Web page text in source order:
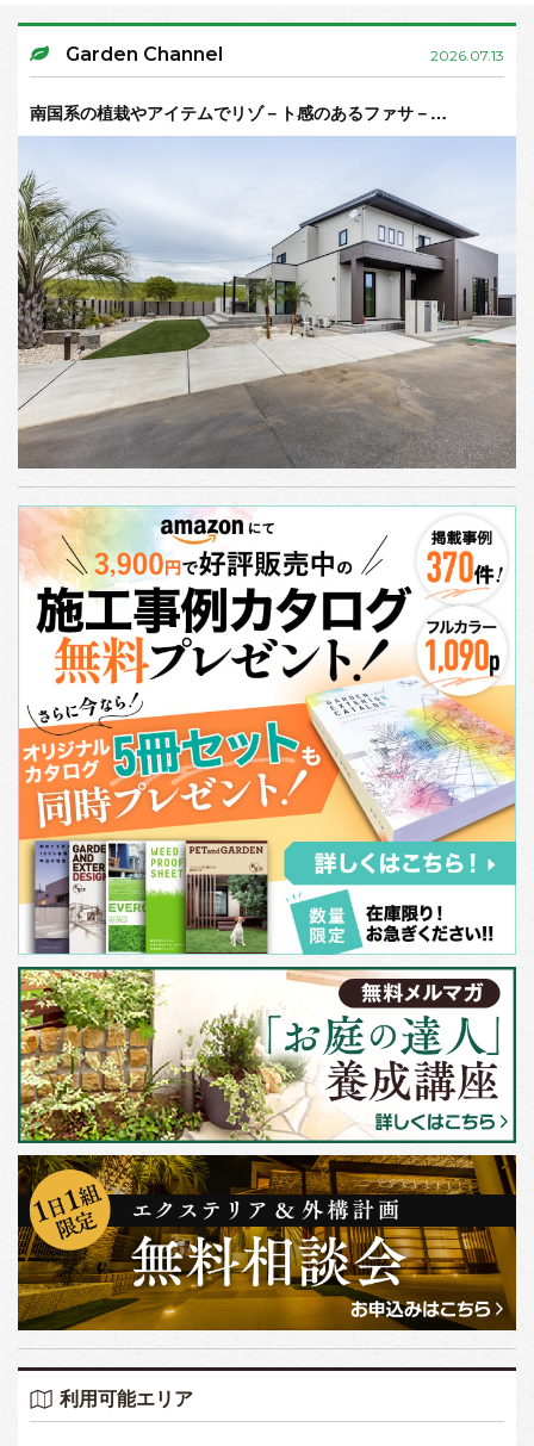
Garden Channel 2026.07.13
南国系の植栽やアイテムでリゾ－ト感のあるファサ－…
利用可能エリア